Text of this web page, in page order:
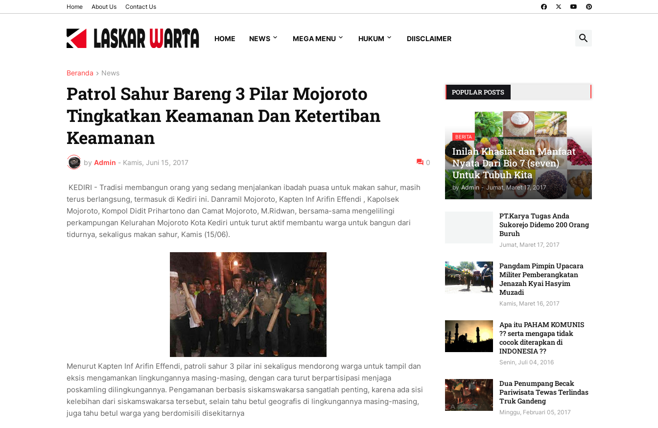
Home About Us Contact Us
HOME NEWS MEGA MENU HUKUM DIISCLAIMER
Beranda News
Patrol Sahur Bareng 3 Pilar Mojoroto
Tingkatkan Keamanan Dan Ketertiban
Keamanan
by Admin - Kamis, Juni 15, 2017 0
KEDIRI - Tradisi membangun orang yang sedang menjalankan ibadah puasa untuk makan sahur, masih
terus berlangsung, termasuk di Kediri ini. Danramil Mojoroto, Kapten Inf Arifin Effendi , Kapolsek
Mojoroto, Kompol Didit Prihartono dan Camat Mojoroto, M.Ridwan, bersama-sama mengelilingi
perkampungan Kelurahan Mojoroto Kota Kediri untuk turut aktif membantu warga untuk bangun dari
tidurnya, sekaligus makan sahur, Kamis (15/06).
Menurut Kapten Inf Arifin Effendi, patroli sahur 3 pilar ini sekaligus mendorong warga untuk tampil dan
eksis mengamankan lingkungannya masing-masing, dengan cara turut berpartisipasi menjaga
poskamling dilingkungannya. Pengamanan berbasis siskamswakarsa sangatlah penting, karena ada sisi
kelebihan dari siskamswakarsa tersebut, selain tahu betul geografis di lingkungannya masing-masing,
juga tahu betul warga yang berdomisili disekitarnya
POPULAR POSTS
BERITA
Inilah Khasiat dan Manfaat
Nyata Dari Bio 7 (seven)
Untuk Tubuh Kita
by Admin - Jumat, Maret 17, 2017
PT.Karya Tugas Anda
Sukorejo Didemo 200 Orang
Buruh
Jumat, Maret 17, 2017
Pangdam Pimpin Upacara
Militer Pemberangkatan
Jenazah Kyai Hasyim
Muzadi
Kamis, Maret 16, 2017
Apa itu PAHAM KOMUNIS
?? serta mengapa tidak
cocok diterapkan di
INDONESIA ??
Senin, Juli 04, 2016
Dua Penumpang Becak
Pariwisata Tewas Terlindas
Truk Gandeng
Minggu, Februari 05, 2017